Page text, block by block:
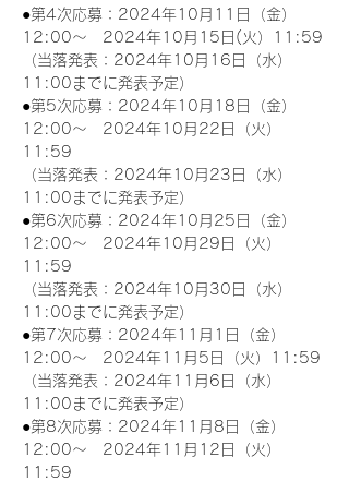
●第4次応募：2024年10月11日（金）
12:00～　2024年10月15日(火）11:59
（当落発表：2024年10月16日（水）
11:00までに発表予定）
●第5次応募：2024年10月18日（金）
12:00～　2024年10月22日（火）
11:59
（当落発表：2024年10月23日（水）
11:00までに発表予定）
●第6次応募：2024年10月25日（金）
12:00～　2024年10月29日（火）
11:59
（当落発表：2024年10月30日（水）
11:00までに発表予定）
●第7次応募：2024年11月1日（金）
12:00～　2024年11月5日（火）11:59
（当落発表：2024年11月6日（水）
11:00までに発表予定）
●第8次応募：2024年11月8日（金）
12:00～　2024年11月12日（火）
11:59